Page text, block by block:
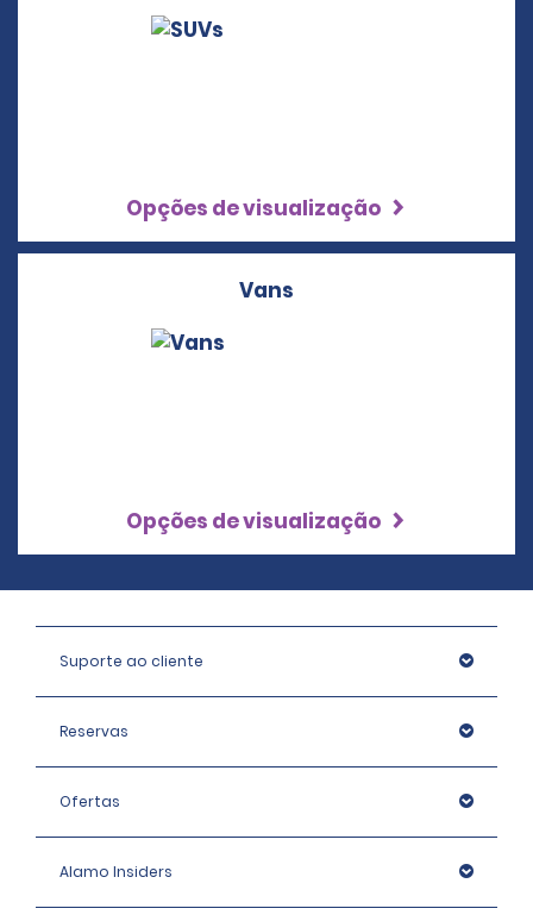
Opções de visualização
Vans
Opções de visualização
Suporte ao cliente
Reservas
Ofertas
Alamo Insiders